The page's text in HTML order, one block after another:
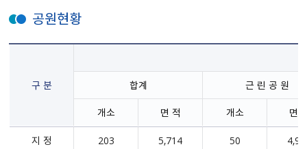
공원현황
구 분 합계
근 린 공 원
개소
면 적 개소 면
지 정 203 5,714 50